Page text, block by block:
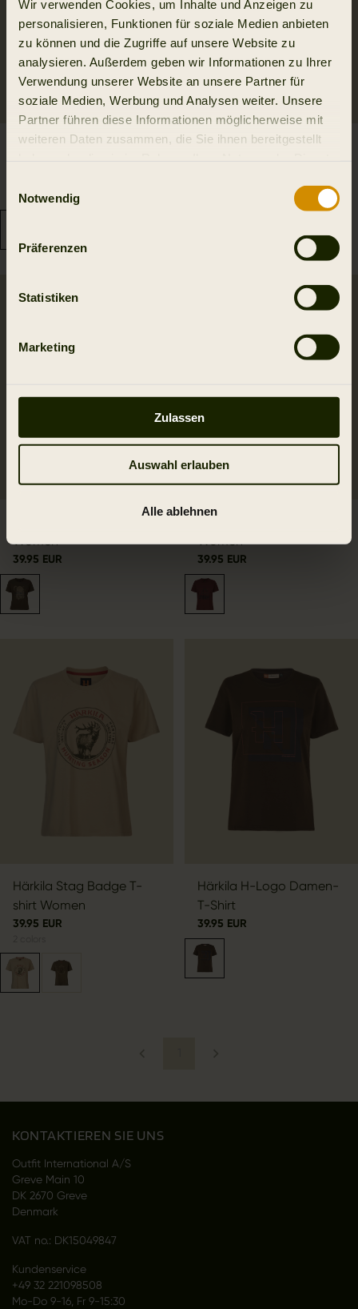
Wir verwenden Cookies, um Inhalte und Anzeigen zu
personalisieren, Funktionen für soziale Medien anbieten
zu können und die Zugriffe auf unsere Website zu
analysieren. Außerdem geben wir Informationen zu Ihrer
Verwendung unserer Website an unsere Partner für
soziale Medien, Werbung und Analysen weiter. Unsere
Partner führen diese Informationen möglicherweise mit
weiteren Daten zusammen, die Sie ihnen bereitgestellt
Notwendig
Präferenzen
Statistiken
Marketing
Zulassen
Auswahl erlauben
Alle ablehnen
Härkila Game S/S t-shirt
3colors
Härkila Instinct
Women
39.95 EUR
Women
39.95 EUR
Härkila Stag Badge T-
shirt Women
39.95 EUR
Härkila H-Logo Damen-
T-Shirt
39.95 EUR
KONTAKTIEREN SIE UNS
Outfit International A/S
Greve Main 10
DK 2670 Greve
Denmark
VAT no.: DK15049847
Kundenservice
+49 32 221098508
Mo-Do 9-16, Fr 9-15:30